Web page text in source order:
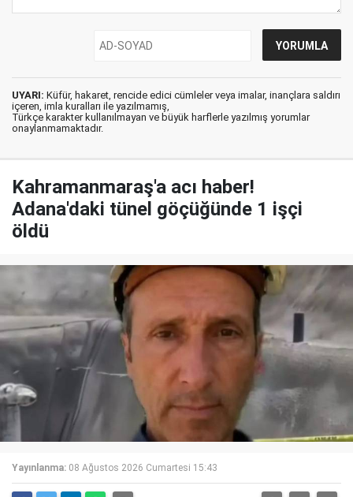
UYARI: Küfür, hakaret, rencide edici cümleler veya imalar, inançlara saldırı
içeren, imla kuralları ile yazılmamış,
Türkçe karakter kullanılmayan ve büyük harflerle yazılmış yorumlar
onaylanmamaktadır.
Kahramanmaraş'a acı haber!
Adana'daki tünel göçüğünde 1 işçi
öldü
Yayınlanma: 08 Ağustos 2026 Cumartesi 15:43